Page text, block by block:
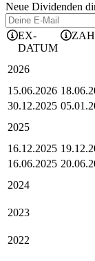
Neue Dividenden
EX-
DATUM
2026
15.06.2026
30.12.2025
2025
16.12.2025
16.06.2025
2024
2023
2022